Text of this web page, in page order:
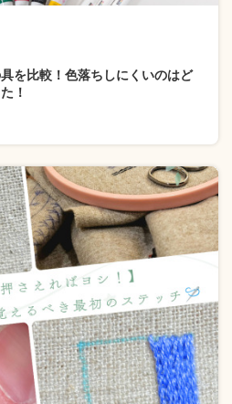
を比較！色落ちしにくいのはど
！